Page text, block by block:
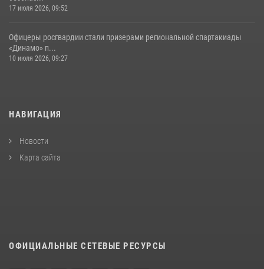
17 июля 2026, 09:52
Офицеры росгвардии стали призерами региональной спартакиады
«Динамо» п...
10 июля 2026, 09:27
НАВИГАЦИЯ
Новости
Карта сайта
ОФИЦИАЛЬНЫЕ СЕТЕВЫЕ РЕСУРСЫ